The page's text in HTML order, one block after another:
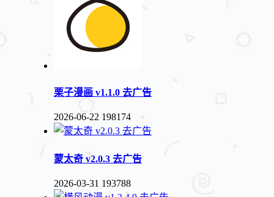
栗子漫画 v1.1.0 去广告
2026-06-22 198174
蒙太奇 v2.0.3 去广告
2026-03-31 193788